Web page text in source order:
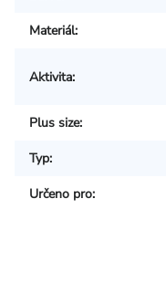
Materiál:
Aktivita:
Plus size:
Typ:
Určeno pro: